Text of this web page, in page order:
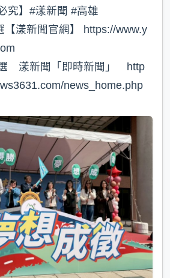
究】#漾新聞 #高雄
【漾新聞官網】 https://www.y
漾新聞「即時新聞」 http
news_home.php⁠